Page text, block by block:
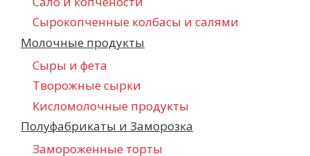
Сырокопченные колбасы и салями
Молочные продукты
Сыры и фета
Творожные сырки
Кисломолочные продукты
Полуфабрикаты и Заморозка
Замороженные торты